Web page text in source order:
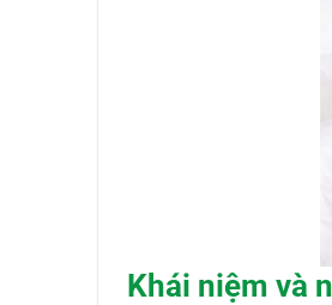
Khái niệm và